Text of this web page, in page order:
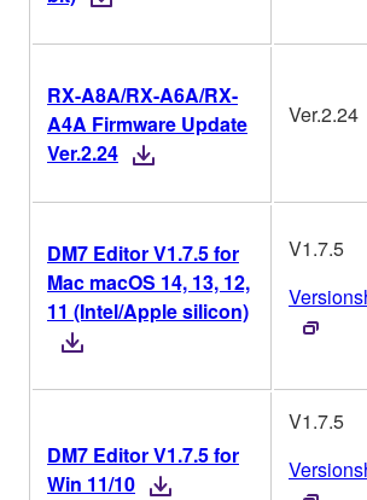
RX-A8A/RX-A6A/RX-
A4A Firmware Update
Ver.2.24
Ver.2.24
DM7 Editor V1.7.5 for
Mac macOS 14, 13, 12,
11 (Intel/Apple silicon)
V1.7.5
DM7 Editor V1.7.5 for
Win 11/10
V1.7.5